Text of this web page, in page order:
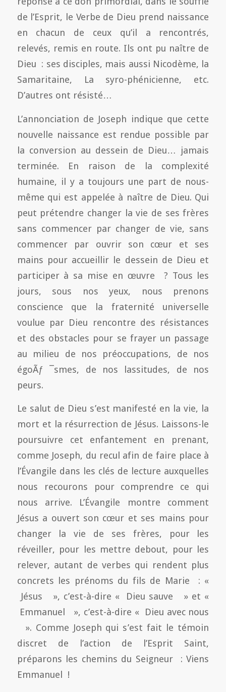
de l’Esprit, le Verbe de Dieu prend naissance
en chacun de ceux qu’il a rencontrés,
relevés, remis en route. Ils ont pu naître de
Dieu : ses disciples, mais aussi Nicodème, la
Samaritaine, La syro-phénicienne, etc.
D’autres ont résisté…
L’annonciation de Joseph indique que cette
nouvelle naissance est rendue possible par
la conversion au dessein de Dieu… jamais
terminée. En raison de la complexité
humaine, il y a toujours une part de nous-
même qui est appelée à naître de Dieu. Qui
peut prétendre changer la vie de ses frères
sans commencer par changer de vie, sans
commencer par ouvrir son cœur et ses
mains pour accueillir le dessein de Dieu et
participer à sa mise en œuvre ? Tous les
jours, sous nos yeux, nous prenons
conscience que la fraternité universelle
voulue par Dieu rencontre des résistances
et des obstacles pour se frayer un passage
au milieu de nos préoccupations, de nos
égoÃƒ ¯smes, de nos lassitudes, de nos
peurs.
Le salut de Dieu s’est manifesté en la vie, la
mort et la résurrection de Jésus. Laissons-le
poursuivre cet enfantement en prenant,
comme Joseph, du recul afin de faire place à
l’Évangile dans les clés de lecture auxquelles
nous recourons pour comprendre ce qui
nous arrive. L’Évangile montre comment
Jésus a ouvert son cœur et ses mains pour
changer la vie de ses frères, pour les
réveiller, pour les mettre debout, pour les
relever, autant de verbes qui rendent plus
concrets les prénoms du fils de Marie : «
Jésus », c’est-à-dire « Dieu sauve » et «
Emmanuel », c’est-à-dire « Dieu avec nous
». Comme Joseph qui s’est fait le témoin
discret de l’action de l’Esprit Saint,
préparons les chemins du Seigneur : Viens
Emmanuel !